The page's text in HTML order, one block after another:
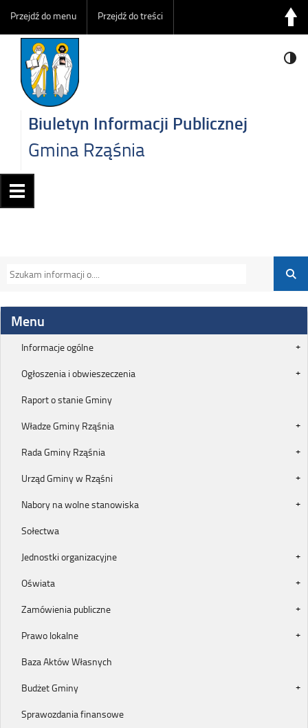
Przejdź do menu Przejdź do treści
Biuletyn Informacji Publicznej
Gmina Rząśnia
Menu
Informacje ogólne
Ogłoszenia i obwieszeczenia
Raport o stanie Gminy
Władze Gminy Rząśnia
Rada Gminy Rząśnia
Urząd Gminy w Rząśni
Nabory na wolne stanowiska
Sołectwa
Jednostki organizacyjne
Oświata
Zamówienia publiczne
Prawo lokalne
Baza Aktów Własnych
Budżet Gminy
Sprawozdania finansowe